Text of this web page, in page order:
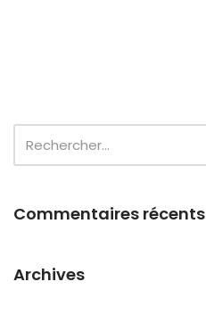
Commentaires récents
Archives